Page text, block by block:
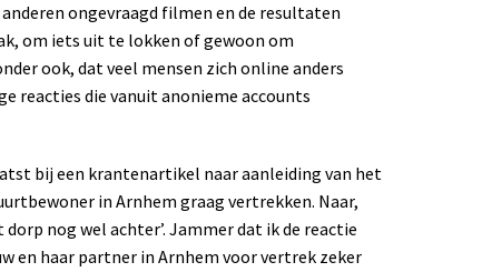
ongevraagd filmen en de resultaten
om iets uit te lokken of gewoon om
ook, dat veel mensen zich online anders
reacties die vanuit anonieme accounts
bij een krantenartikel naar aanleiding van het
in Arnhem graag vertrekken. Naar,
nog wel achter’. Jammer dat ik de reactie
en haar partner in Arnhem voor vertrek zeker